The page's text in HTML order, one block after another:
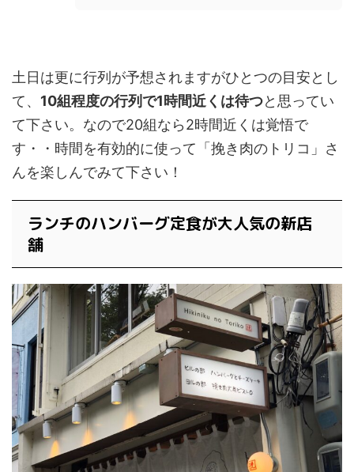
土日は更に行列が予想されますがひとつの目安とし
て、 10組程度の行列で1時間近くは待つと思ってい
て下さい。なので20組なら2時間近くは覚悟で
す・・時間を有効的に使って「挽き肉のトリコ」さ
んを楽しんでみて下さい！
ランチのハンバーグ定食が大人気の新店
舗